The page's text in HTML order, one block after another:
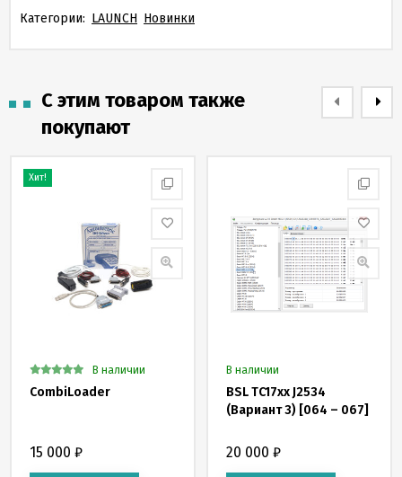
Категории: LAUNCH Новинки
С этим товаром также
покупают
Хит!
В наличии
CombiLoader
15 000 ₽
В наличии
BSL TC17xx J2534
(Вариант 3) [064 – 067]
20 000 ₽